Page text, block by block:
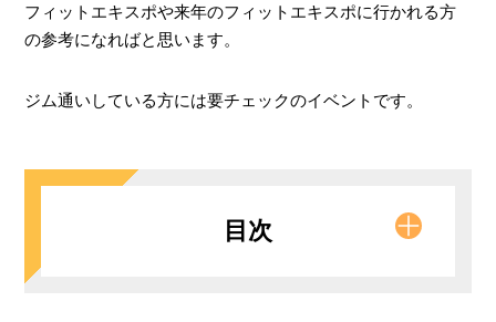
フィットエキスポや来年のフィットエキスポに行かれる方
の参考になればと思います。
ジム通いしている方には要チェックのイベントです。
目次